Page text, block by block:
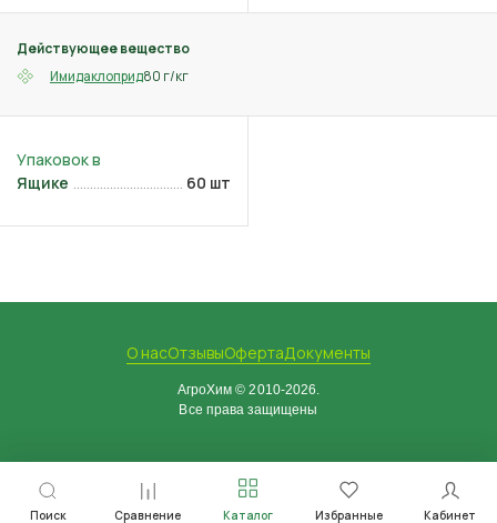
Поиск Сравнение Каталог Избранные Кабинет
Действующее вещество
Имидаклоприд80 г/кг
Ящике 60 шт
О насОтзывыОфертаДокументы
АгроХим © 2010-2026.
Все права защищены